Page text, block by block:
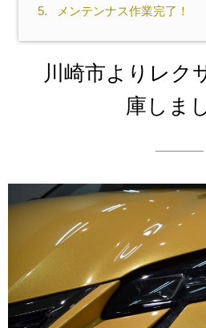
5. メンテンナス作業完了！
川崎市よりレク
庫しま